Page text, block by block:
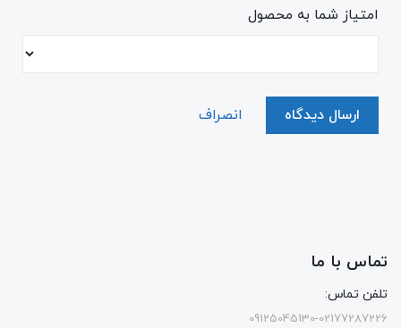
امتیاز شما به محصول
ارسال دیدگاه انصراف
تماس با ما
تلفن تماس:
09125045130-02177287226